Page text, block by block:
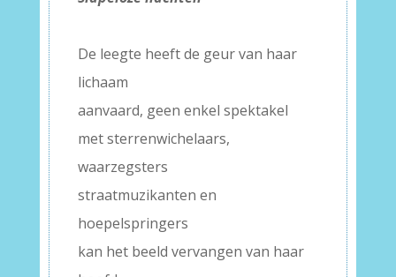
De leegte heeft de geur van haar
lichaam
aanvaard, geen enkel spektakel
met sterrenwichelaars,
waarzegsters
straatmuzikanten en
hoepelspringers
kan het beeld vervangen van haar